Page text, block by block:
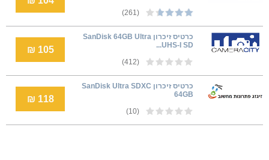
(261)
כרטיס זיכרון SanDisk 64GB Ultra
UHS-I SD...
(412)
105 ₪
כרטיס זיכרון SanDisk Ultra SDXC
64GB
(10)
118 ₪